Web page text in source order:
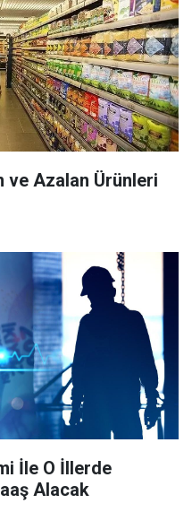
ve Azalan Ürünleri
İle O İllerde
Alacak